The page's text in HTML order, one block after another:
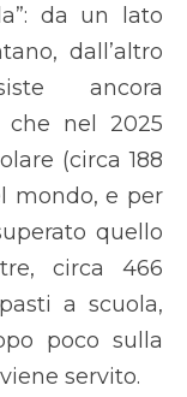
da un lato
dall’altro
ancora
che nel 2025
(circa 188
mondo, e per
quello
circa 466
a scuola,
poco sulla
servito.